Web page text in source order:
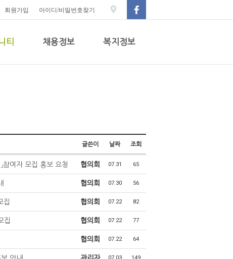
회원가입 아이디/비밀번호찾기
티 채용정보 복지정보
글쓴이 날짜 조회
참여자 모집 홍보 요청 협의회 07.31 65
협의회 07.30 56
집 협의회 07.22 82
집 협의회 07.22 77
협의회 07.22 64